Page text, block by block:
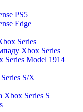
PS5
Edge
Series
Xbox Series
Series Model 1914
S/X
Xbox Series S